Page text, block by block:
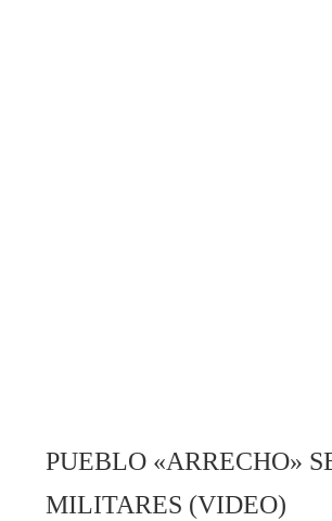
PUEBLO «ARRECHO»
MILITARES (VIDEO)